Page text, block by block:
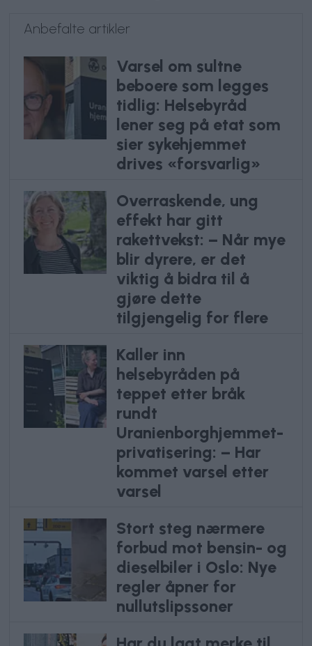
Anbefalte artikler
Varsel om sultne
beboere som legges
tidlig: Helsebyråd
lener seg på etat som
sier sykehjemmet
drives «forsvarlig»
Overraskende, ung
effekt har gitt
rakettvekst: – Når mye
blir dyrere, er det
viktig å bidra til å
gjøre dette
tilgjengelig for flere
Kaller inn
helsebyråden på
teppet etter bråk
rundt
Uranienborghjemmet-
privatisering: – Har
kommet varsel etter
varsel
Stort steg nærmere
forbud mot bensin- og
dieselbiler i Oslo: Nye
regler åpner for
nullutslipssoner